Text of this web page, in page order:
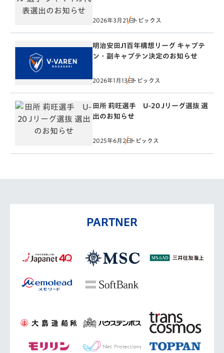
2026年3月21日トピックス
明治安田J1百年構想リーグ キャプテ
ン・副キャプテン決定のお知らせ
2026年1月13日トピックス
田所 莉旺選手 U-20 Jリーグ選抜 選
出のお知らせ
2025年6月2日トピックス
PARTNER